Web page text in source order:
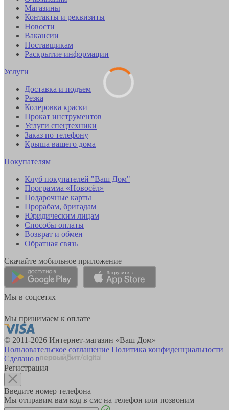
Магазины
Контакты и реквизиты
Новости
Вакансии
Поставщикам
Раскрытие информации
Услуги
Доставка и подъем
Резка
Колеровка краски
Прокат инструментов
Услуги спецтехники
Заказ по телефону
Крыша вашего дома
Покупателям
Клуб покупателей "Ваш Дом"
Программа «Новосёл»
Подарочные карты
Прорабам, бригадам
Юридическим лицам
Способы оплаты
Возврат и обмен
Обратная связь
Скачайте мобильное приложение
Мы в соцсетях
Мы принимаем к оплате
© 2011-2026 Интернет-магазин «Ваш Дом»
Пользовательское соглашение Политика конфиденциальности
Сделано в
Регистрация
Введите номер телефона
Мы отправим вам код в смс на телефон или позвоним